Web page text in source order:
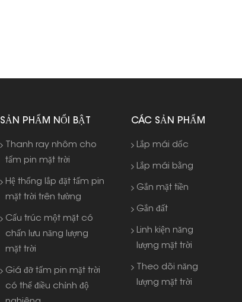
SẢN PHẨM NỔI BẬT
Thanh ray nhôm cho
tấm pin mặt trời
Hệ thống lắp đặt tấm pin
mặt trời trên tường
Cấu trúc một mặt có
chấn lưu năng lượng
mặt trời
Giá đỡ tấm pin mặt trời
có thể điều chỉnh độ
CÁC SẢN PHẨM
Lắp mái dốc
Lắp mái bằng
Gắn mặt tiền
Gắn đất
Linh kiện năng
lượng mặt trời
Theo dõi năng
lượng mặt trời